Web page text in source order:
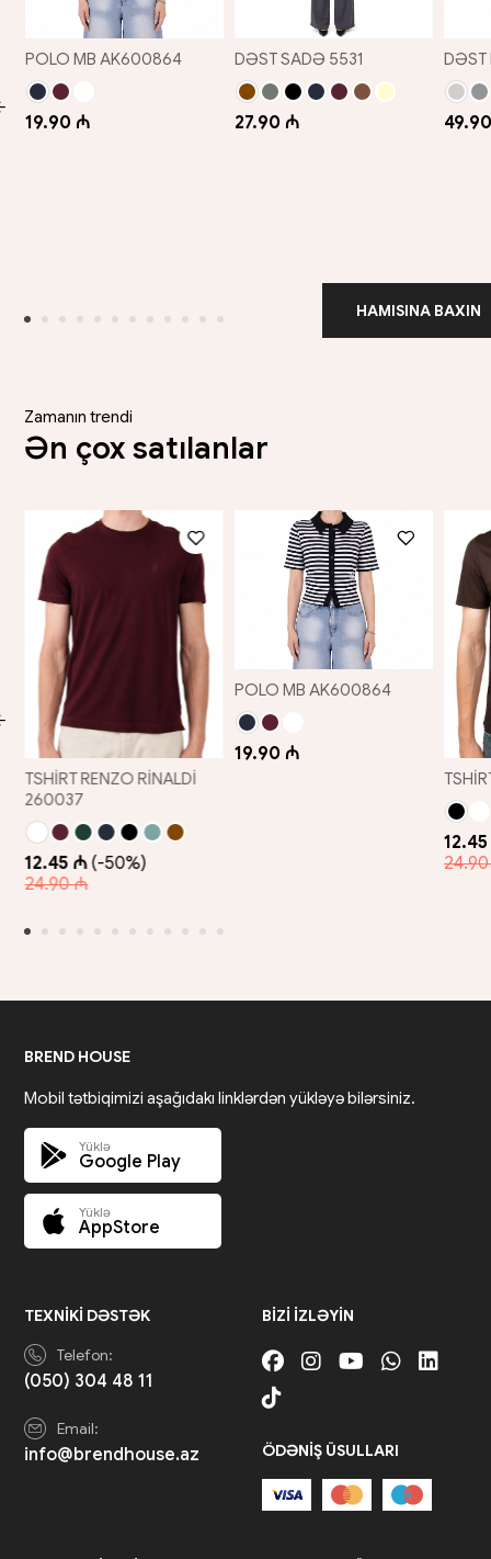
POLO MB AK600864
19.90 ₼
DƏST SADƏ 5531
27.90 ₼
DƏST
HAMISINA BAXIN
Zamanın trendi
Ən çox satılanlar
TSHİRT RENZO RİNALDİ
260037
12.45 ₼ (-50%)
24.90 ₼
POLO MB AK600864
19.90 ₼
BREND HOUSE
Mobil tətbiqimizi aşağıdakı linklərdən yükləyə bilərsiniz.
Yüklə
Google Play
Yüklə
AppStore
TEXNIKI DƏSTƏK
Telefon:
(050) 304 48 11
Email:
info@brendhouse.az
BIZI IZLƏYIN
ÖDƏNIŞ ÜSULLARI